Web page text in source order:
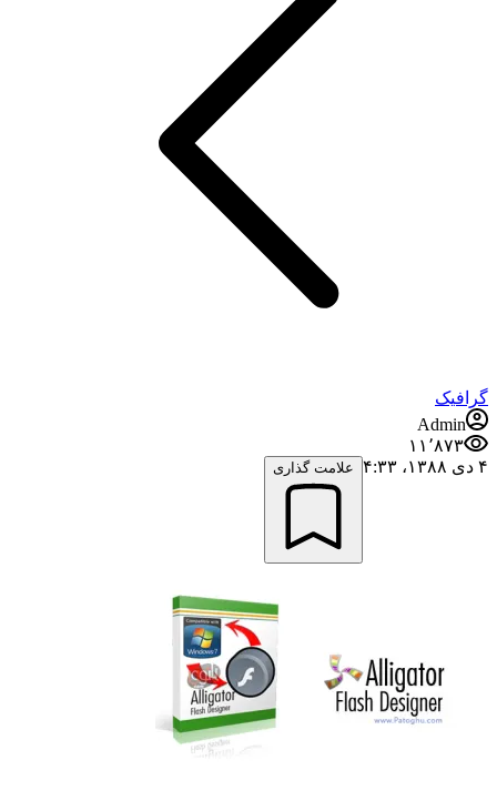
گرافیک
Admin
۱۱٬۸۷۳
۴ دی ۱۳۸۸،‏ ۴:۳۳
علامت گذاری